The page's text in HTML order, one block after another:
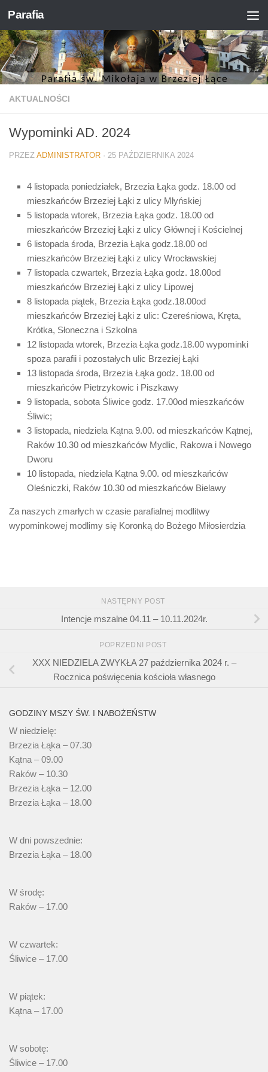
Skip to content
Parafia
AKTUALNOŚCI
Wypominki AD. 2024
PRZEZ ADMINISTRATOR · 25 PAŹDZIERNIKA 2024
4 listopada poniedziałek, Brzezia Łąka godz. 18.00 od
mieszkańców Brzeziej Łąki z ulicy Młyńskiej
5 listopada wtorek, Brzezia Łąka godz. 18.00 od
mieszkańców Brzeziej Łąki z ulicy Głównej i Kościelnej
6 listopada środa, Brzezia Łąka godz.18.00 od
mieszkańców Brzeziej Łąki z ulicy Wrocławskiej
7 listopada czwartek, Brzezia Łąka godz. 18.00od
mieszkańców Brzeziej Łąki z ulicy Lipowej
8 listopada piątek, Brzezia Łąka godz.18.00od
mieszkańców Brzeziej Łąki z ulic: Czereśniowa, Kręta,
Krótka, Słoneczna i Szkolna
12 listopada wtorek, Brzezia Łąka godz.18.00 wypominki
spoza parafii i pozostałych ulic Brzeziej Łąki
13 listopada środa, Brzezia Łąka godz. 18.00 od
mieszkańców Pietrzykowic i Piszkawy
9 listopada, sobota Śliwice godz. 17.00od mieszkańców
Śliwic;
3 listopada, niedziela Kątna 9.00. od mieszkańców Kątnej,
Raków 10.30 od mieszkańców Mydlic, Rakowa i Nowego
Dworu
10 listopada, niedziela Kątna 9.00. od mieszkańców
Oleśniczki, Raków 10.30 od mieszkańców Bielawy
Za naszych zmarłych w czasie parafialnej modlitwy
wypominkowej modlimy się Koronką do Bożego Miłosierdzia
NASTĘPNY POST
Intencje mszalne 04.11 – 10.11.2024r.
POPRZEDNI POST
XXX NIEDZIELA ZWYKŁA 27 października 2024 r. –
Rocznica poświęcenia kościoła własnego
GODZINY MSZY ŚW. I NABOŻEŃSTW
W niedzielę:
Brzezia Łąka – 07.30
Kątna – 09.00
Raków – 10.30
Brzezia Łąka – 12.00
Brzezia Łąka – 18.00
W dni powszednie:
Brzezia Łąka – 18.00
W środę:
Raków – 17.00
W czwartek:
Śliwice – 17.00
W piątek:
Kątna – 17.00
W sobotę:
Śliwice – 17.00